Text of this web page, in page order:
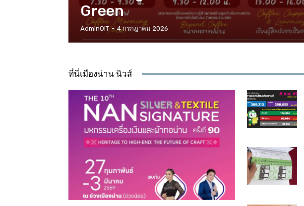
Green
AdminOIT - 4 กรกฎาคม 2026
ที่นี่เมืองน่าน นิวส์